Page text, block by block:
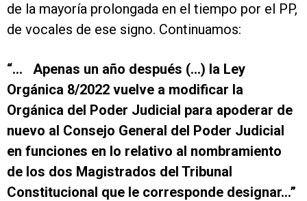
de la mayoría prolongada en el tiempo por el PP,
de vocales de ese signo. Continuamos:
“… Apenas un año después (…) la Ley
Orgánica 8/2022 vuelve a modificar la
Orgánica del Poder Judicial para apoderar de
nuevo al Consejo General del Poder Judicial
en funciones en lo relativo al nombramiento
de los dos Magistrados del Tribunal
Constitucional que le corresponde designar…”